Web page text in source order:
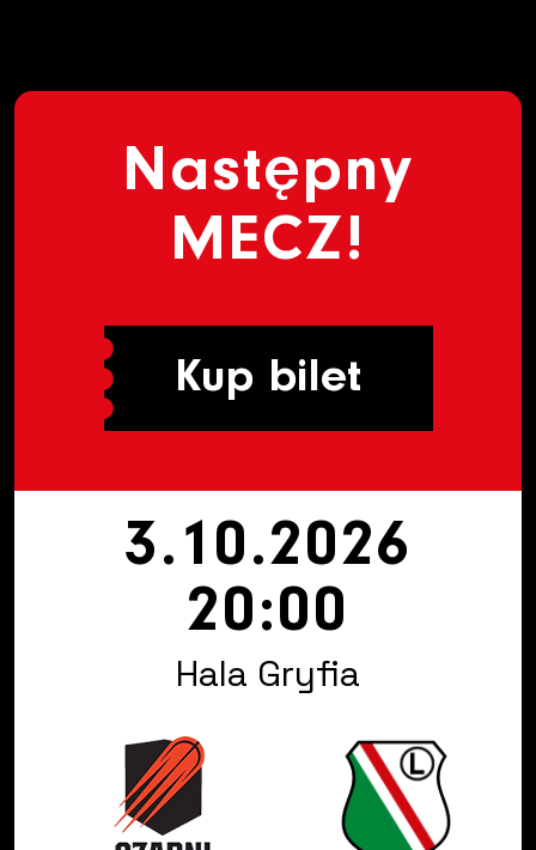
Następny
MECZ!
Kup bilet
3.10.2026
20:00
Hala Gryfia